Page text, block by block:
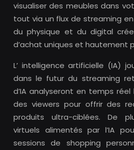
visualiser des meubles dans
tout via un flux de streaming
du physique et du digital
d’achat uniques et hautement
L’ intelligence artificielle (IA)
dans le futur du streaming
d’IA analyseront en temps
des viewers pour offrir des
produits ultra-ciblées. De
virtuels alimentés par l’IA
sessions de shopping